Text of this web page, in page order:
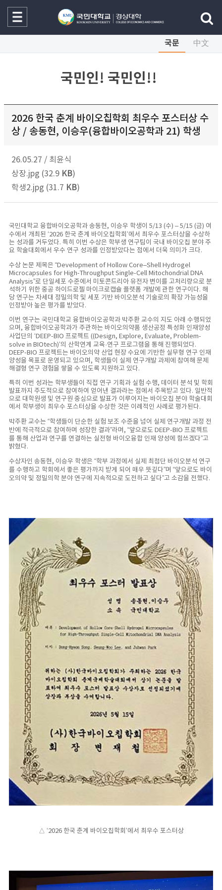
국문 中文
국민인! 국민인!!
2026 한국 춘계 바이오칩학회 최우수 포스터상 수
상 / 송동현, 이승우(융합바이오공학과 21) 학생
26.05.27 / 최윤식
상장.jpg (32.9 KB)
학생2.jpg (31.7 KB)
국민대학교 융합바이오공학과 송동현, 이승우 학생이 5/13 (수) – 5/15 (금) 여
수에서 개최된 ‘2026 한국 춘계 바이오칩학회’에서 최우수 포스터상을 수상하
는 성과를 거두었다. 특히 이번 수상은 학부생 연구팀이 국내 바이오칩 분야 주
요 학술대회에서 우수 연구 성과를 인정받았다는 점에서 더욱 의미가 크다.
수상 논문 제목은 “Development of Hollow Core–Shell Hydrogel
Microcapsules for High-Throughput Single-Cell Mitochondrial DNA
Analysis”로 단일세포 수준에서 미토콘드리아 유전자 변이를 고처리량으로 분
석하기 위한 중공 하이드로젤 마이크로캡슐 플랫폼 개발에 관한 연구이다. 해
당 연구는 차세대 정밀의학 및 세포 기반 바이오분석 기술로의 확장 가능성을
인정받아 높은 평가를 받았다.
이번 연구는 국민대학교 융합바이오공학과 박주환 교수의 지도 아래 수행되었
으며, 융합바이오공학과가 주관하는 바이오의약품 생산공정 특성화 인재양성
사업단의 ‘DEEP-BIO 프로젝트 ((Design, Explore, Evaluate, Problem-
solve in BIOtech)’의 산학연계 교육·연구 프로그램을 통해 진행되었다.
DEEP-BIO 프로젝트는 바이오의약 산업 현장 수요에 기반한 실무형 연구 인재
양성을 목표로 운영되고 있으며, 학생들이 실제 연구개발 과제에 참여해 문제
해결형 연구 경험을 쌓을 수 있도록 지원하고 있다.
특히 이번 성과는 학부생들이 직접 연구 기획과 실험 수행, 데이터 분석 및 학회
발표까지 주도적으로 참여하여 얻어낸 결과라는 점에서 주목받고 있다. 일반적
으로 대학원생 및 연구원 중심으로 발표가 이루어지는 바이오칩 분야 학술대회
에서 학부생이 최우수 포스터상을 수상한 것은 이례적인 사례로 평가된다.
박주환 교수는 “학생들이 단순한 실험 보조 수준을 넘어 실제 연구개발 과정 전
반에 적극적으로 참여하며 성장한 결과”라며, “앞으로도 DEEP-BIO 프로젝트
를 통해 산업과 연구를 연결하는 실전형 바이오융합 인재 양성에 힘쓰겠다”고
밝혔다.
수상자인 송동현, 이승우 학생은 “학부 과정에서 실제 최첨단 바이오분석 연구
를 수행하고 학회에서 좋은 평가까지 받게 되어 매우 뜻깊다”며 “앞으로도 바이
오의약 및 정밀의학 분야 연구에 지속적으로 도전하고 싶다”고 소감을 전했다.
△ ‘2026 한국 춘계 바이오칩학회’에서 최우수 포스터상